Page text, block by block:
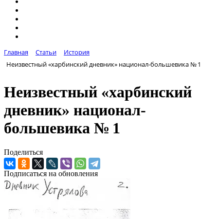
Главная Статьи
История
Неизвестный «харбинский дневник» национал-большевика № 1
Неизвестный «харбинский
дневник» национал-
большевика № 1
Поделиться
Подписаться на обновления